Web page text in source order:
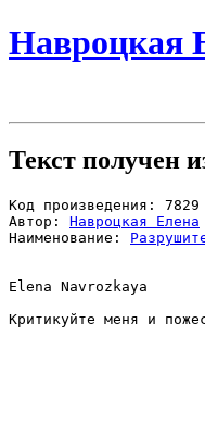
Навроцкая
Текст получен
Код произведения: 7829
Автор: Навроцкая Елена
Наименование: